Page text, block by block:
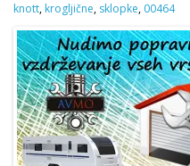
knott, krogljične, sklopke, 00464